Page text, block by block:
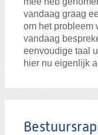
vandaag graag
om het probleem
vandaag
eenvoudige taal
hier nu eigenlijk